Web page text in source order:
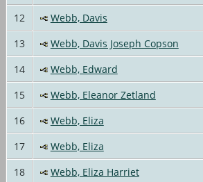
12
Webb, Davis
13
Webb, Davis Joseph Copson
14
Webb, Edward
15
Webb, Eleanor Zetland
16
Webb, Eliza
17
Webb, Eliza
18
Webb, Eliza Harriet